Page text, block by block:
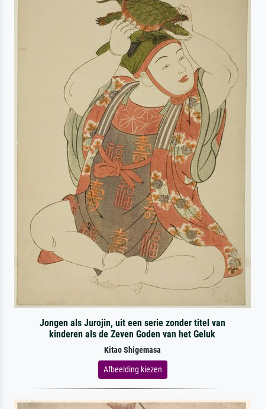
Jongen als Jurojin, uit een serie zonder titel van
kinderen als de Zeven Goden van het Geluk
Kitao Shigemasa
Afbeelding kiezen